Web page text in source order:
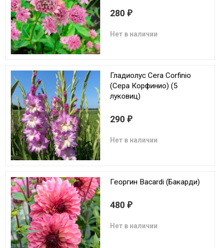
280 ₽
Нет в наличии
Гладиолус Cera Corfinio
(Сера Корфинио) (5
луковиц)
290 ₽
Нет в наличии
Георгин Bacardi (Бакарди)
480 ₽
Нет в наличии